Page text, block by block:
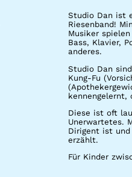
Studio Dan ist
Riesenband!
Musiker
Bass, Klavier,
anderes.
Studio Dan
Kung-Fu
kennengelernt,
Diese ist oft
Unerwartetes.
Dirigent ist
erzählt.
Für Kinder